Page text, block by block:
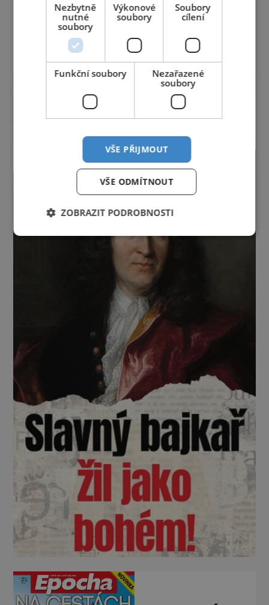
Pardubický krajPlzeňský krajPraha
Středočeský kraj
Zlínský kraj
reklama
Nezbytně
nutné
soubory
Výkonové
soubory
Soubory
cílení
Funkční soubory
Nezařazené
soubory
VŠE PŘIJMOUT
VŠE ODMÍTNOUT
ZOBRAZIT PODROBNOSTI